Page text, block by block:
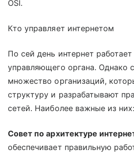
OSI.
Кто управляет интернетом
По сей день интернет работает
управляющего органа. Однако
множество организаций,
структуру и разрабатывают
сетей. Наиболее важные из них:
Совет по архитектуре
обеспечивает правильную